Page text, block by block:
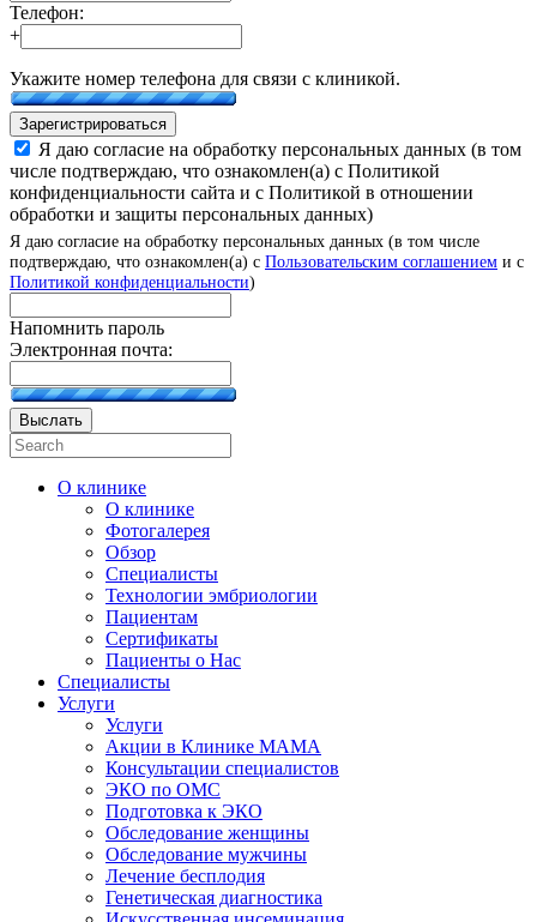
Телефон:
+
Укажите номер телефона для связи с клиникой.
Зарегистрироваться
Я даю согласие на обработку персональных данных (в том
числе подтверждаю, что ознакомлен(а) с Политикой
конфиденциальности сайта и с Политикой в отношении
обработки и защиты персональных данных)
Я даю согласие на обработку персональных данных (в том числе
подтверждаю, что ознакомлен(а) с Пользовательским соглашением и с
Политикой конфиденциальности)
Напомнить пароль
Электронная почта:
Выслать
О клинике
О клинике
Фотогалерея
Обзор
Специалисты
Технологии эмбриологии
Пациентам
Сертификаты
Пациенты о Нас
Специалисты
Услуги
Услуги
Акции в Клинике МАМА
Консультации специалистов
ЭКО по ОМС
Подготовка к ЭКО
Обследование женщины
Обследование мужчины
Лечение бесплодия
Генетическая диагностика